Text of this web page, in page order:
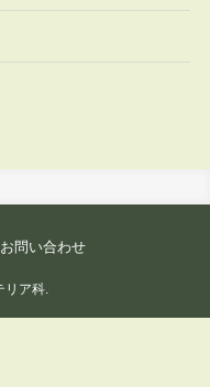
お問い合わせ
リア科.